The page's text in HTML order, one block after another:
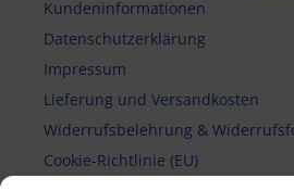
Kundeninformationen
Datenschutzerklärung
Impressum
Lieferung und Versandkosten
Widerrufsbelehrung &
Cookie-Richtlinie (EU)